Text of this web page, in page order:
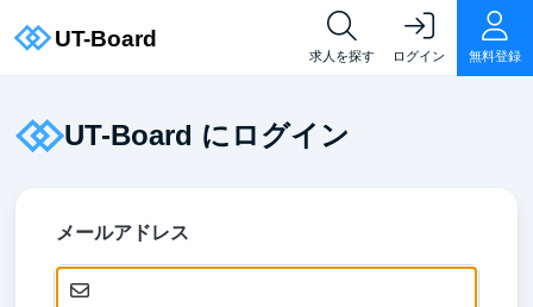
求人を探す ログイン 無料登録
UT-Board にログイン
メールアドレス